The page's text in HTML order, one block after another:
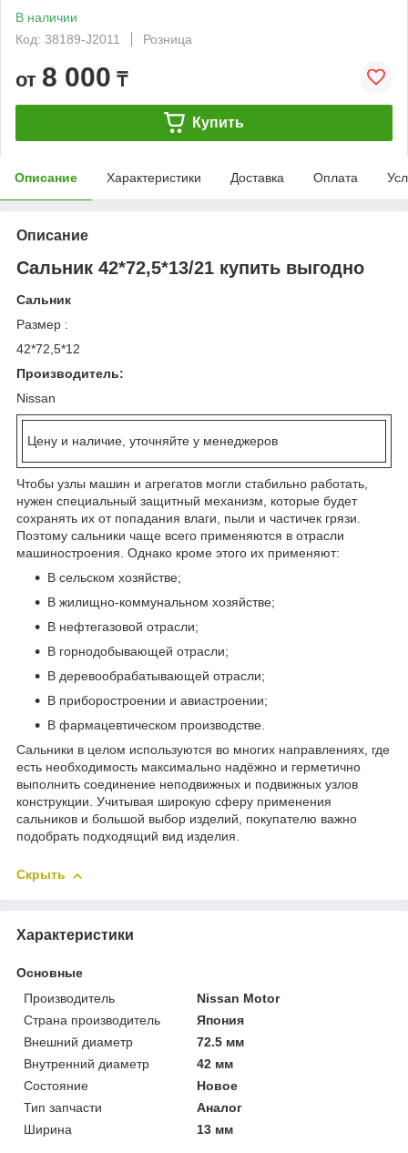
В наличии
Код: 38189-J2011
Розница
от 8 000 ₸
Купить
Описание Характеристики Доставка Оплата
Описание
Сальник 42*72,5*13/21 купить выгодно
Сальник
Размер :
42*72,5*12
Производитель:
Nissan
Цену и наличие, уточняйте у менеджеров
Чтобы узлы машин и агрегатов могли стабильно работать,
нужен специальный защитный механизм, которые будет
сохранять их от попадания влаги, пыли и частичек грязи.
Поэтому сальники чаще всего применяются в отрасли
машиностроения. Однако кроме этого их применяют:
В сельском хозяйстве;
В жилищно-коммунальном хозяйстве;
В нефтегазовой отрасли;
В горнодобывающей отрасли;
В деревообрабатывающей отрасли;
В приборостроении и авиастроении;
В фармацевтическом производстве.
Сальники в целом используются во многих направлениях, где
есть необходимость максимально надёжно и герметично
выполнить соединение неподвижных и подвижных узлов
конструкции. Учитывая широкую сферу применения
сальников и большой выбор изделий, покупателю важно
подобрать подходящий вид изделия.
Скрыть
Характеристики
Основные
Производитель
Nissan Motor
Страна производитель
Япония
Внешний диаметр
72.5 мм
Внутренний диаметр
42 мм
Состояние
Новое
Тип запчасти
Аналог
Ширина
13 мм